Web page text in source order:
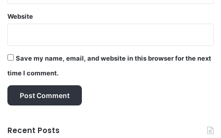
Website
Save my name, email, and website in this browser for the next
time I comment.
Recent Posts